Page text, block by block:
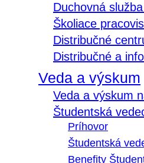
Duchovná
Školiace
Distribučné
Distribučné a
Veda a výskum
Veda a výskum
Študentská
Príhovor
Študentská
Benefity